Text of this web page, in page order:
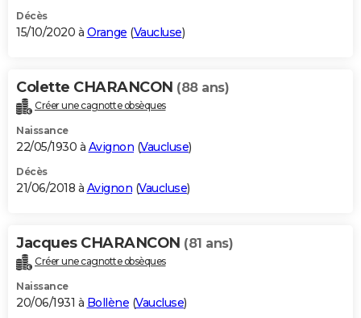
Décès
15/10/2020 à Orange (Vaucluse)
Colette CHARANCON (88 ans)
Créer une cagnotte obsèques
Naissance
22/05/1930 à Avignon (Vaucluse)
Décès
21/06/2018 à Avignon (Vaucluse)
Jacques CHARANCON (81 ans)
Créer une cagnotte obsèques
Naissance
20/06/1931 à Bollène (Vaucluse)